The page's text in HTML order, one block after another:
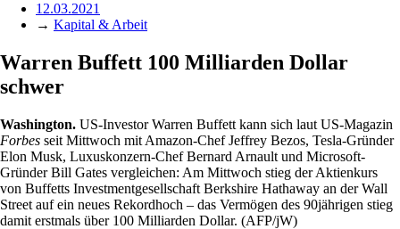
12.03.2021
→ Kapital & Arbeit
Warren Buffett 100 Milliarden Dollar
schwer
Washington. US-Investor Warren Buffett kann sich laut US-Magazin
Forbes seit Mittwoch mit Amazon-Chef Jeffrey Bezos, Tesla-Gründer
Elon Musk, Luxuskonzern-Chef Bernard Arnault und Microsoft-
Gründer Bill Gates vergleichen: Am Mittwoch stieg der Aktienkurs
von Buffetts Investmentgesellschaft Berkshire Hathaway an der Wall
Street auf ein neues Rekordhoch – das Vermögen des 90jährigen stieg
damit erstmals über 100 Milliarden Dollar. (AFP/jW)